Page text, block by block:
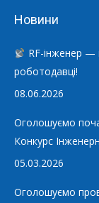
Новини
RF-інженер —
роботодавці!
08.06.2026
Оголошуємо
Конкурс
05.03.2026
Оголошуємо